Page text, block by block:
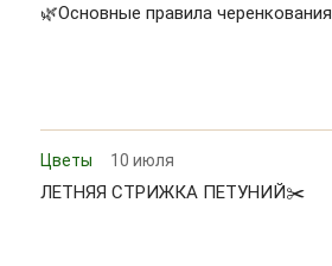
🌿Основные правила черенкования.
Цветы 10 июля
ЛЕТНЯЯ СТРИЖКА ПЕТУНИЙ✂️